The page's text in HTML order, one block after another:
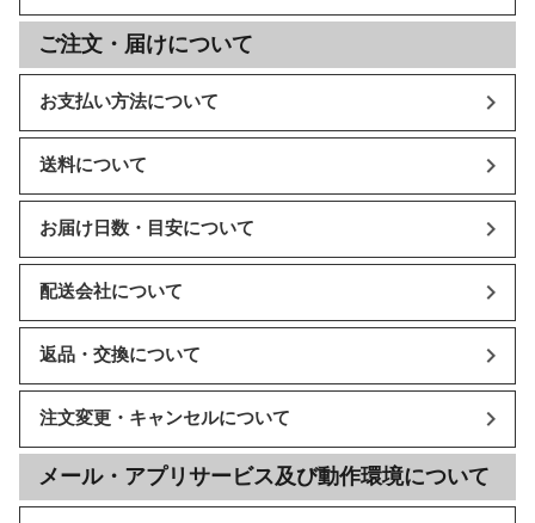
ご注文・届けについて
お支払い方法について
送料について
お届け日数・目安について
配送会社について
返品・交換について
注文変更・キャンセルについて
メール・アプリサービス及び動作環境について